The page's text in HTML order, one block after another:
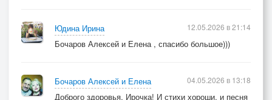
Юдина Ирина
Бочаров Алексей и Елена , спасибо большое)))
12.05.2026 в 21:14
Бочаров Алексей и Елена
Доброго здоровья, Ирочка! И стихи хороши, и песня
04.05.2026 в 13:18